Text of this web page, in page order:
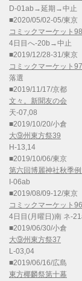
D-01ab→延期→中止
■2020/05/02-05/東京
コミックマーケット98
4日目へ-20b→中止
■2019/12/28-31/東京
コミックマーケット97
落選
■2019/11/17/京都
文々。新聞友の会
天-07,08
■2019/10/20/小倉
大⑨州東方祭39
H-13,14
■2019/10/06/東京
第六回博麗神社秋季
I-06ab
■2019/08/09-12/東京
コミックマーケット96
4日目(月曜日)南 ネ-
■2019/06/30/小倉
大⑨州東方祭37
L-03,04
■2019/06/16/広島
東方椰麟祭第十幕